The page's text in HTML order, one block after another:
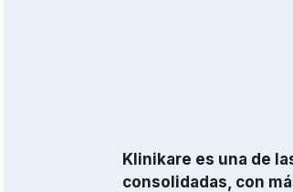
Klinikare es una de
consolidadas, con